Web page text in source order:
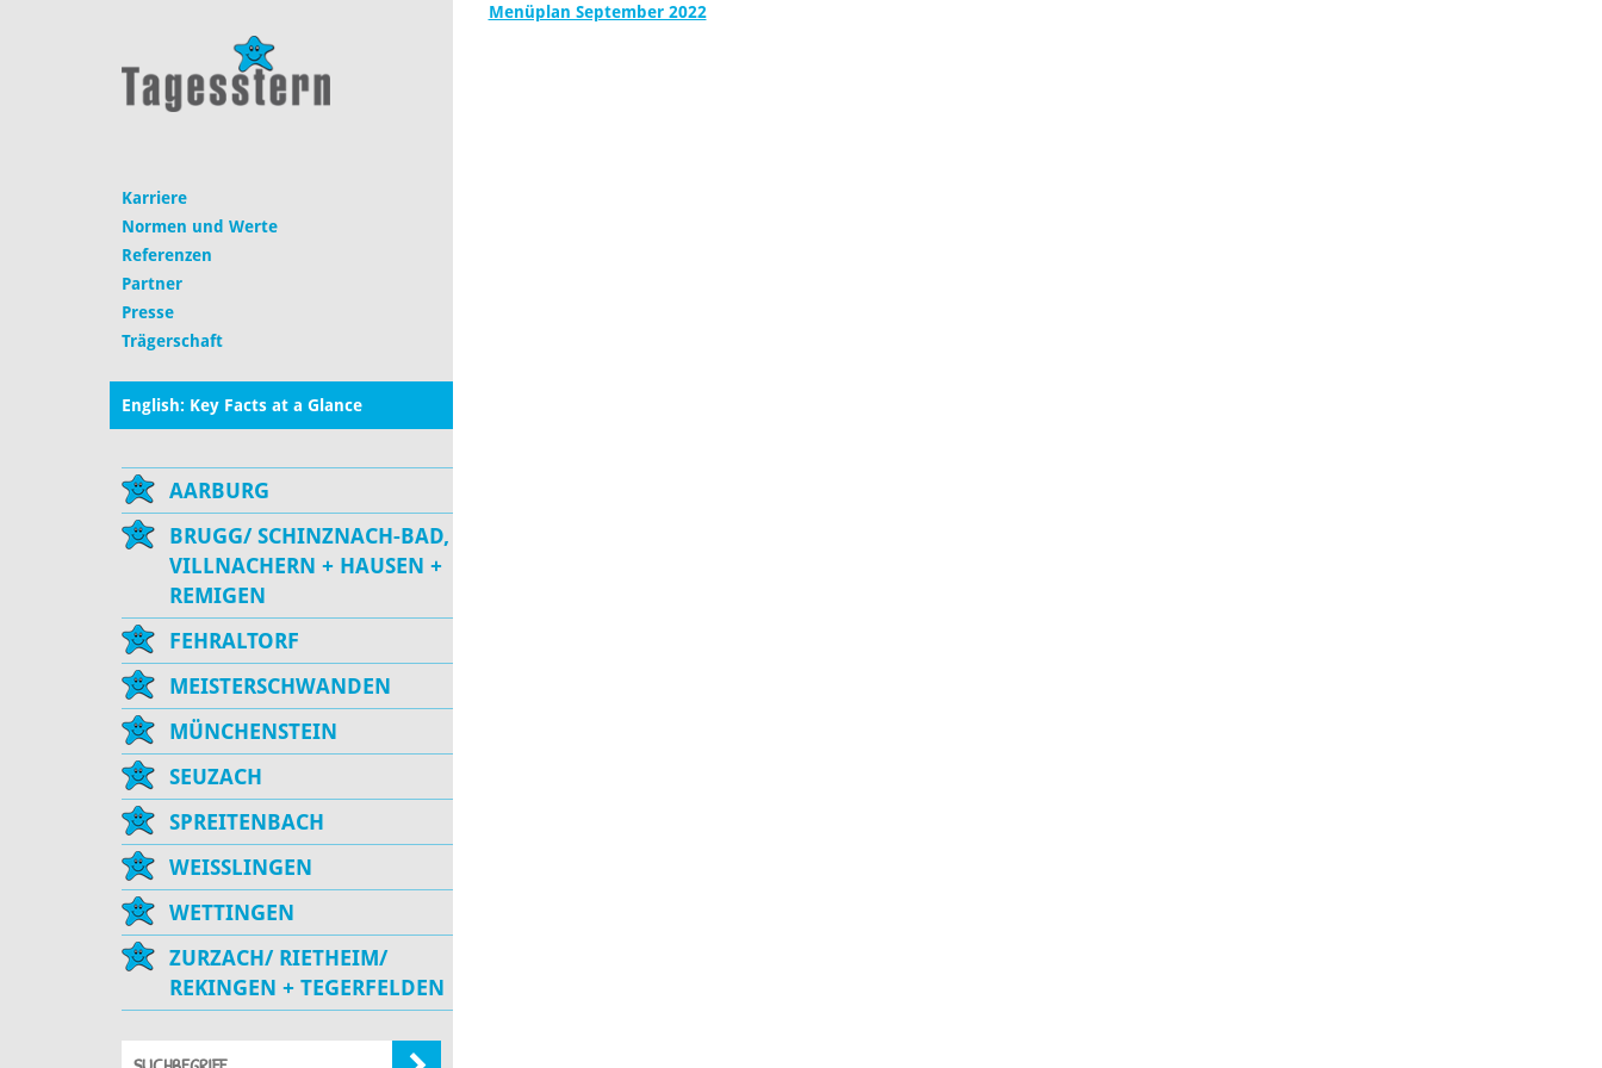
Karriere
Normen und Werte
Referenzen
Partner
Presse
Trägerschaft
English: Key Facts at a Glance
AARBURG
BRUGG/ SCHINZNACH-BAD,
VILLNACHERN + HAUSEN +
REMIGEN
FEHRALTORF
MEISTERSCHWANDEN
MÜNCHENSTEIN
SEUZACH
SPREITENBACH
WEISSLINGEN
WETTINGEN
ZURZACH/ RIETHEIM/
REKINGEN + TEGERFELDEN
Menüplan September 2022